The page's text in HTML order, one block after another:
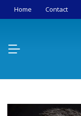
Home Contact